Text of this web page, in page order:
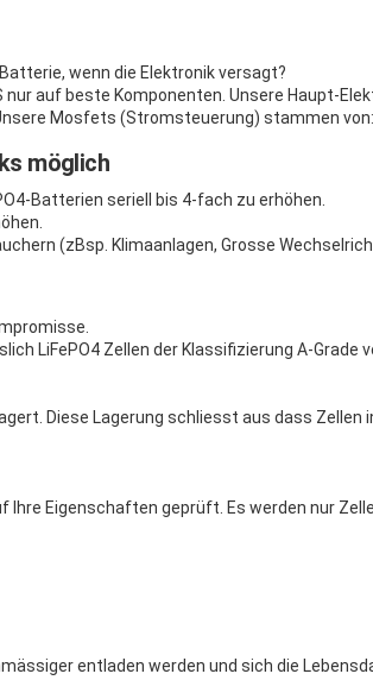
wenn die Elektronik versagt?
auf beste Komponenten. Unsere Haupt-
Mosfets (Stromsteuerung) stammen von:
möglich
Batterien seriell bis 4-fach zu erhöhen.
(zBsp. Klimaanlagen, Grosse
LiFePO4 Zellen der Klassifizierung A-Grade
Diese Lagerung schliesst aus dass
Ihre Eigenschaften geprüft. Es werden nur
entladen werden und sich die